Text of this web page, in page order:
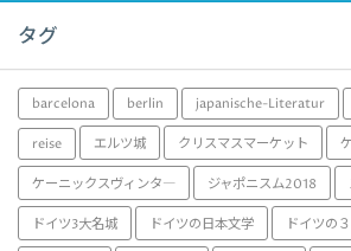
タグ
barcelona berlin japanische-Literatur
reise エルツ城 クリスマスマーケット
ケーニックスヴィンタ― ジャポニスム2018
ドイツ3大名城 ドイツの日本文学 ドイツの